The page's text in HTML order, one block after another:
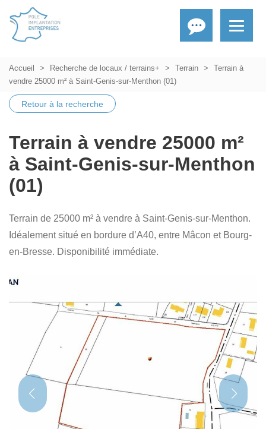
Accueil Recherche de locaux / terrains+ Terrain
Terrain à
vendre 25000 m² à Saint-Genis-sur-Menthon (01)
Retour à la recherche
Terrain à vendre 25000 m²
à Saint-Genis-sur-Menthon
(01)
Terrain de 25000 m² à vendre à Saint-Genis-sur-Menthon.
Idéalement situé en bordure d’A40, entre Mâcon et Bourg-
en-Bresse. Disponibilité immédiate.